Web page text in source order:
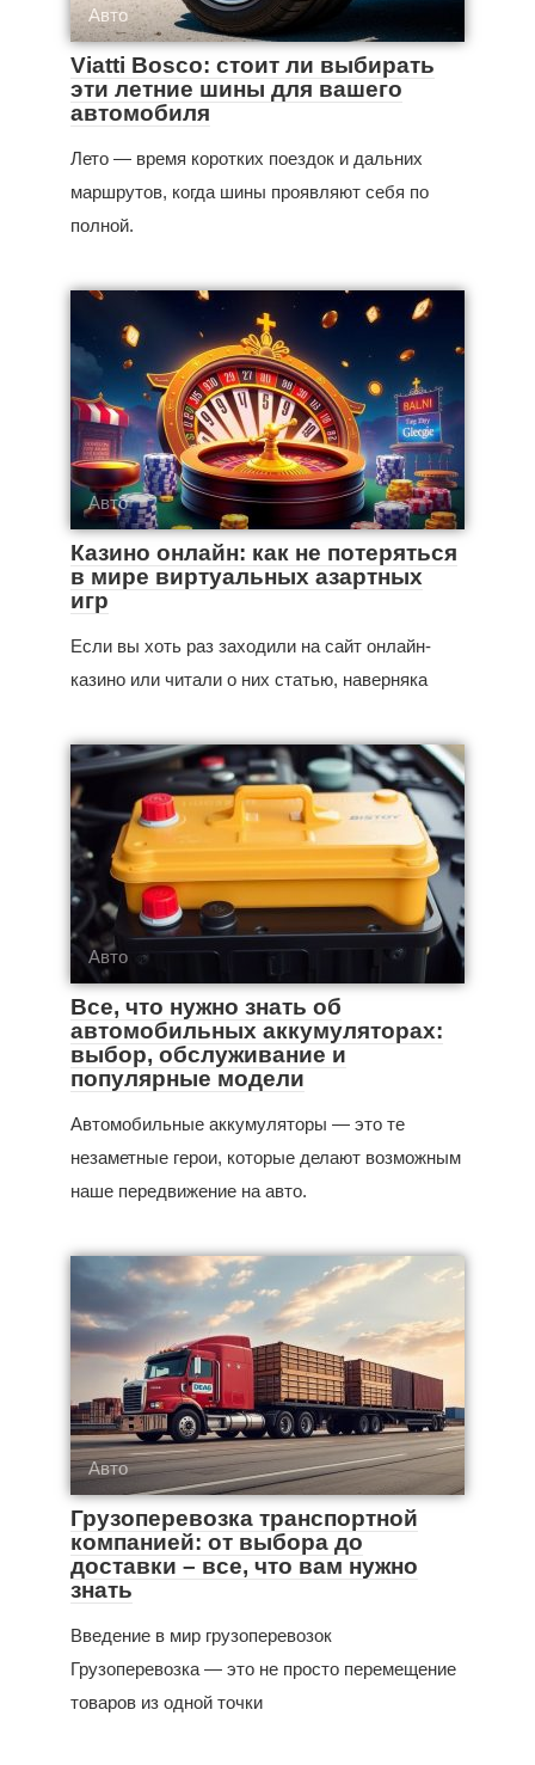
Авто
Viatti Bosco: стоит ли выбирать
эти летние шины для вашего
автомобиля
Лето — время коротких поездок и дальних
маршрутов, когда шины проявляют себя по
полной.
Авто
Казино онлайн: как не потеряться
в мире виртуальных азартных
игр
Если вы хоть раз заходили на сайт онлайн-
казино или читали о них статью, наверняка
Авто
Все, что нужно знать об
автомобильных аккумуляторах:
выбор, обслуживание и
популярные модели
Автомобильные аккумуляторы — это те
незаметные герои, которые делают возможным
наше передвижение на авто.
Авто
Грузоперевозка транспортной
компанией: от выбора до
доставки – все, что вам нужно
знать
Введение в мир грузоперевозок
Грузоперевозка — это не просто перемещение
товаров из одной точки